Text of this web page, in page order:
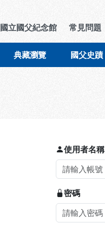
國立國父紀念館 常見問題
典藏瀏覽 國父史蹟
使用者名稱
密碼